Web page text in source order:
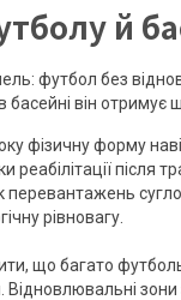
й
футбол без
басейні він
фізичну форму
реабілітації після
рівновагу.
що багато
Відновлювальні